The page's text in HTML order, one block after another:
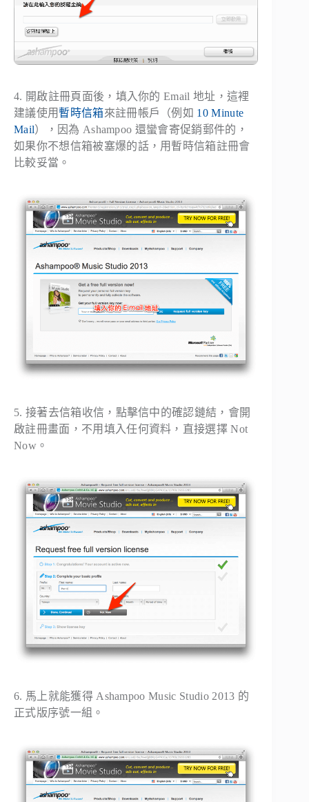
4. 開啟註冊頁面後，填入你的 Email 地址，這裡
建議使用暫時信箱來註冊帳戶（例如 10 Minute
Mail），因為 Ashampoo 還蠻會寄促銷郵件的，
如果你不想信箱被塞爆的話，用暫時信箱註冊會
比較妥當。
5. 接著去信箱收信，點擊信中的確認鏈結，會開
啟註冊畫面，不用填入任何資料，直接選擇 Not
Now。
6. 馬上就能獲得 Ashampoo Music Studio 2013 的
正式版序號一組。